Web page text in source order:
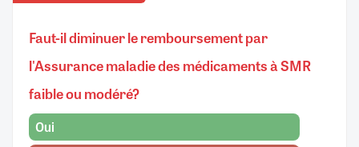
Faut-il diminuer le remboursement par
l'Assurance maladie des médicaments à SMR
faible ou modéré?
Oui